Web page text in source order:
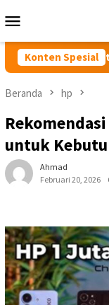
ke
kontenMobile
Konten Spesial
untuk Gamer
Beranda hp
untuk
Ahmad
Februari 20, 2026